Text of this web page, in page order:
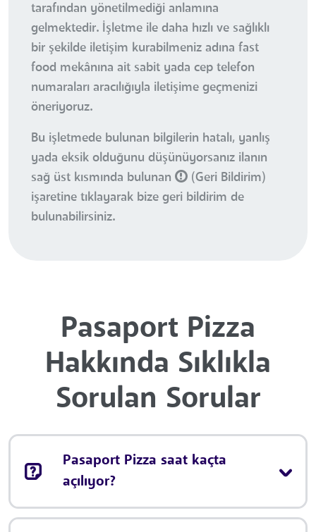
tarafından yönetilmediği anlamına
gelmektedir. İşletme ile daha hızlı ve sağlıklı
bir şekilde iletişim kurabilmeniz adına fast
food mekânına ait sabit yada cep telefon
numaraları aracılığıyla iletişime geçmenizi
öneriyoruz.
Bu işletmede bulunan bilgilerin hatalı, yanlış
yada eksik olduğunu düşünüyorsanız ilanın
sağ üst kısmında bulunan
(Geri Bildirim)
işaretine tıklayarak bize geri bildirim de
bulunabilirsiniz.
Pasaport Pizza
Hakkında Sıklıkla
Sorulan Sorular
Pasaport Pizza saat kaçta
açılıyor?